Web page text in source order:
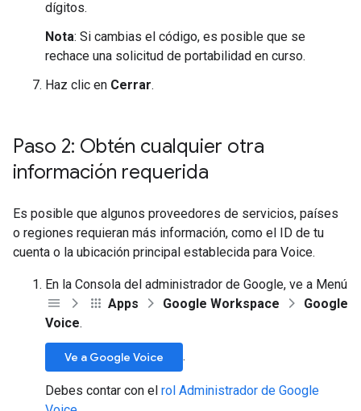
dígitos.
Nota: Si cambias el código, es posible que se
rechace una solicitud de portabilidad en curso.
Haz clic en Cerrar.
Paso 2: Obtén cualquier otra
información requerida
Es posible que algunos proveedores de servicios, países
o regiones requieran más información, como el ID de tu
cuenta o la ubicación principal establecida para Voice.
En la Consola del administrador de Google, ve a Menú
Apps
Google Workspace
Google
Voice.
Ve a Google Voice .
Debes contar con el rol Administrador de Google